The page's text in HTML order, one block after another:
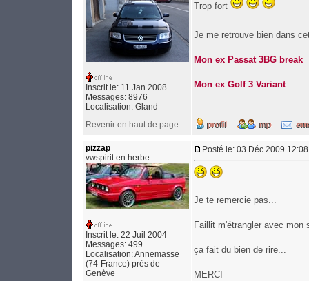
Inscrit le: 11 Jan 2008
Messages: 8976
Localisation: Gland
Trop fort
Je me retrouve bien dans
Mon ex Passat 3BG break
Mon ex Golf 3 Variant
Revenir en haut de page
pizzap
vwspirit en herbe
Inscrit le: 22 Juil 2004
Messages: 499
Localisation: Annemasse
(74-France) près de
Genève
Posté le: 03 Déc 2009 12:08
Je te remercie pas...
Faillit m'étrangler avec mon
ça fait du bien de rire...
MERCI